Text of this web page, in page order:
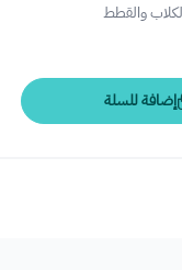
والقطط
إضافة للسلة